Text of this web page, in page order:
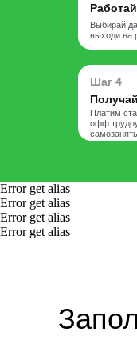
Выбирай
выходи на
Шаг 4
Платим
Error get alias
Error get alias
Error get alias
Error get alias